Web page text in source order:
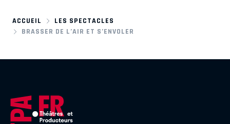
ACCUEIL
LES SPECTACLES
BRASSER DE L’AIR ET S’ENVOLER